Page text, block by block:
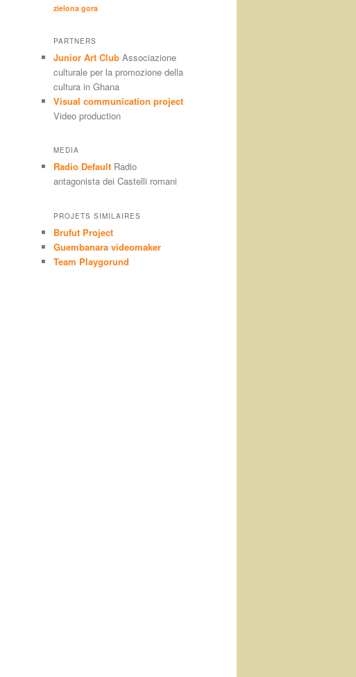
zielona gora
PARTNERS
Junior Art Club Associazione
culturale per la promozione della
cultura in Ghana
Visual communication project
Video production
MEDIA
Radio Default Radio
antagonista dei Castelli romani
PROJETS SIMILAIRES
Brufut Project
Guembanara videomaker
Team Playgorund